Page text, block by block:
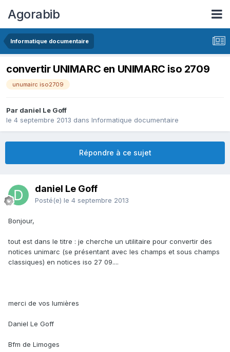
Agorabib
Informatique documentaire
convertir UNIMARC en UNIMARC iso 2709
unumairc iso2709
Par daniel Le Goff
le 4 septembre 2013 dans Informatique documentaire
Répondre à ce sujet
daniel Le Goff
Posté(e) le 4 septembre 2013
Bonjour,
tout est dans le titre : je cherche un utilitaire pour convertir des
notices unimarc (se présentant avec les champs et sous champs
classiques) en notices iso 27 09....
merci de vos lumières
Daniel Le Goff
Bfm de Limoges